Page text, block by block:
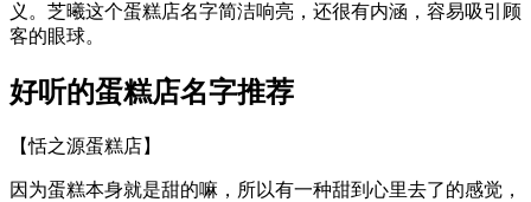
义。芝曦这个蛋糕店名字简洁响亮，还很有内涵，容易吸引顾
客的眼球。
好听的蛋糕店名字推荐
【恬之源蛋糕店】
因为蛋糕本身就是甜的嘛，所以有一种甜到心里去了的感觉，